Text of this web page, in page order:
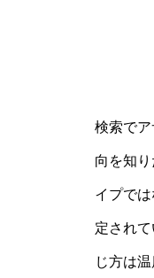
検索で
向を知
イプで
定され
じ方は